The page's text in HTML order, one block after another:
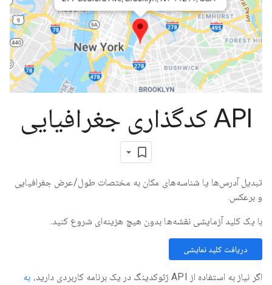
API کدگذاری جغرافیایی
تبدیل آدرس‌ها یا شناسه‌های مکان به مختصات طول/عرض جغرافیایی
و برعکس.
با یک کلید آزمایشی نقشه‌ها بدون هیچ هزینه‌ای شروع کنید.
دریافت کلید نمایشی
اگر نیاز به استفاده از API ژئوکدینگ در یک برنامه کاربردی دارید،
به